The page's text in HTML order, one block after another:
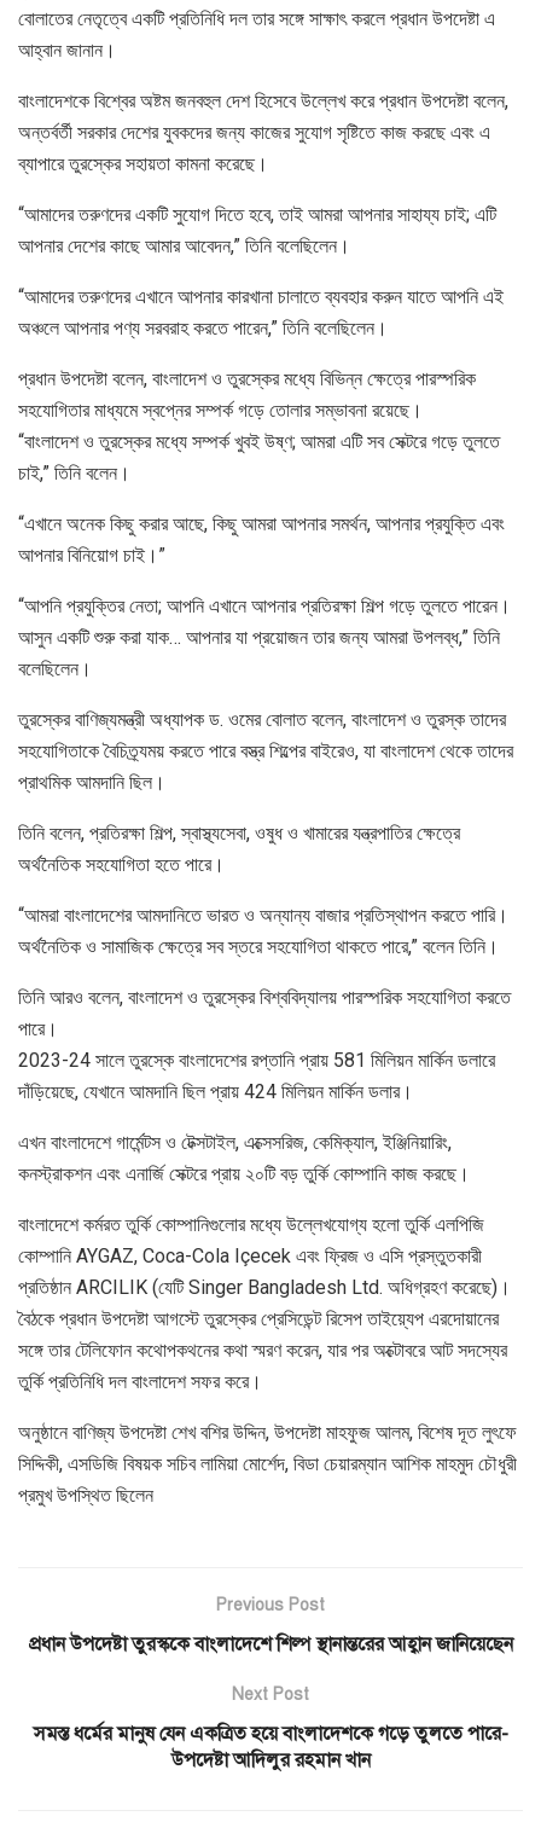
বোলাতের নেতৃত্বে একটি প্রতিনিধি দল তার সঙ্গে সাক্ষাৎ করলে প্রধান উপদেষ্টা এ
আহ্বান জানান।
বাংলাদেশকে বিশ্বের অষ্টম জনবহুল দেশ হিসেবে উল্লেখ করে প্রধান উপদেষ্টা বলেন,
অন্তর্বর্তী সরকার দেশের যুবকদের জন্য কাজের সুযোগ সৃষ্টিতে কাজ করছে এবং এ
ব্যাপারে তুরস্কের সহায়তা কামনা করেছে।
“আমাদের তরুণদের একটি সুযোগ দিতে হবে, তাই আমরা আপনার সাহায্য চাই; এটি
আপনার দেশের কাছে আমার আবেদন,” তিনি বলেছিলেন।
“আমাদের তরুণদের এখানে আপনার কারখানা চালাতে ব্যবহার করুন যাতে আপনি এই
অঞ্চলে আপনার পণ্য সরবরাহ করতে পারেন,” তিনি বলেছিলেন।
প্রধান উপদেষ্টা বলেন, বাংলাদেশ ও তুরস্কের মধ্যে বিভিন্ন ক্ষেত্রে পারস্পরিক
সহযোগিতার মাধ্যমে স্বপ্নের সম্পর্ক গড়ে তোলার সম্ভাবনা রয়েছে।
“বাংলাদেশ ও তুরস্কের মধ্যে সম্পর্ক খুবই উষ্ণ; আমরা এটি সব সেক্টরে গড়ে তুলতে
চাই,” তিনি বলেন।
“এখানে অনেক কিছু করার আছে, কিছু আমরা আপনার সমর্থন, আপনার প্রযুক্তি এবং
আপনার বিনিয়োগ চাই।”
“আপনি প্রযুক্তির নেতা; আপনি এখানে আপনার প্রতিরক্ষা শিল্প গড়ে তুলতে পারেন।
আসুন একটি শুরু করা যাক… আপনার যা প্রয়োজন তার জন্য আমরা উপলব্ধ,” তিনি
বলেছিলেন।
তুরস্কের বাণিজ্যমন্ত্রী অধ্যাপক ড. ওমের বোলাত বলেন, বাংলাদেশ ও তুরস্ক তাদের
সহযোগিতাকে বৈচিত্র্যময় করতে পারে বস্ত্র শিল্পের বাইরেও, যা বাংলাদেশ থেকে তাদের
প্রাথমিক আমদানি ছিল।
তিনি বলেন, প্রতিরক্ষা শিল্প, স্বাস্থ্যসেবা, ওষুধ ও খামারের যন্ত্রপাতির ক্ষেত্রে
অর্থনৈতিক সহযোগিতা হতে পারে।
“আমরা বাংলাদেশের আমদানিতে ভারত ও অন্যান্য বাজার প্রতিস্থাপন করতে পারি।
অর্থনৈতিক ও সামাজিক ক্ষেত্রে সব স্তরে সহযোগিতা থাকতে পারে,” বলেন তিনি।
তিনি আরও বলেন, বাংলাদেশ ও তুরস্কের বিশ্ববিদ্যালয় পারস্পরিক সহযোগিতা করতে
পারে।
2023-24 সালে তুরস্কে বাংলাদেশের রপ্তানি প্রায় 581 মিলিয়ন মার্কিন ডলারে
দাঁড়িয়েছে, যেখানে আমদানি ছিল প্রায় 424 মিলিয়ন মার্কিন ডলার।
এখন বাংলাদেশে গার্মেন্টস ও টেক্সটাইল, এক্সেসরিজ, কেমিক্যাল, ইঞ্জিনিয়ারিং,
কনস্ট্রাকশন এবং এনার্জি সেক্টরে প্রায় ২০টি বড় তুর্কি কোম্পানি কাজ করছে।
বাংলাদেশে কর্মরত তুর্কি কোম্পানিগুলোর মধ্যে উল্লেখযোগ্য হলো তুর্কি এলপিজি
কোম্পানি AYGAZ, Coca-Cola Içecek এবং ফ্রিজ ও এসি প্রস্তুতকারী
প্রতিষ্ঠান ARCILIK (যেটি Singer Bangladesh Ltd. অধিগ্রহণ করেছে)।
বৈঠকে প্রধান উপদেষ্টা আগস্টে তুরস্কের প্রেসিডেন্ট রিসেপ তাইয়্যেপ এরদোয়ানের
সঙ্গে তার টেলিফোন কথোপকথনের কথা স্মরণ করেন, যার পর অক্টোবরে আট সদস্যের
তুর্কি প্রতিনিধি দল বাংলাদেশ সফর করে।
অনুষ্ঠানে বাণিজ্য উপদেষ্টা শেখ বশির উদ্দিন, উপদেষ্টা মাহফুজ আলম, বিশেষ দূত লুৎফে
সিদ্দিকী, এসডিজি বিষয়ক সচিব লামিয়া মোর্শেদ, বিডা চেয়ারম্যান আশিক মাহমুদ চৌধুরী
প্রমুখ উপস্থিত ছিলেন
Previous Post
প্রধান উপদেষ্টা তুরস্ককে বাংলাদেশে শিল্প স্থানান্তরের আহ্বান জানিয়েছেন
Next Post
সমস্ত ধর্মের মানুষ যেন একত্রিত হয়ে বাংলাদেশকে গড়ে তুলতে পারে-
উপদেষ্টা আদিলুর রহমান খান